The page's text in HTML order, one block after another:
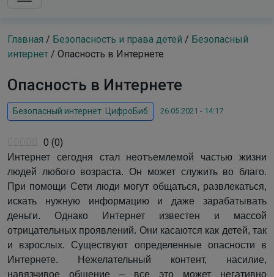
Главная / Безопасность и права детей / Безопасный
интернет / Опасность в Интернете
Опасность в Интернете
Безопасный интернет ЦифроБиб 26.05.2021 - 14:17
0 (0)
Интернет сегодня стал неотъемлемой частью жизни
людей любого возраста. Он может служить во благо.
При помощи Сети люди могут общаться, развлекаться,
искать нужную информацию и даже зарабатывать
деньги. Однако Интернет известен и массой
отрицательных проявлений. Они касаются как детей, так
и взрослых. Существуют определенные опасности в
Интернете. Нежелательный контент, насилие,
навязчивое общение – все это может негативно